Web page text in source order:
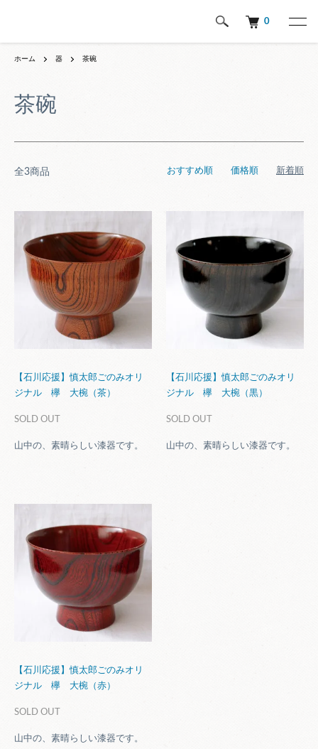
0
ホーム 器 茶碗
茶碗
全3商品 おすすめ順 価格順 新着順
【石川応援】慎太郎ごのみオリ
ジナル 欅 大椀（茶）
SOLD OUT
山中の、素晴らしい漆器です。
【石川応援】慎太郎ごのみオリ
ジナル 欅 大椀（黒）
SOLD OUT
山中の、素晴らしい漆器です。
【石川応援】慎太郎ごのみオリ
ジナル 欅 大椀（赤）
SOLD OUT
山中の、素晴らしい漆器です。